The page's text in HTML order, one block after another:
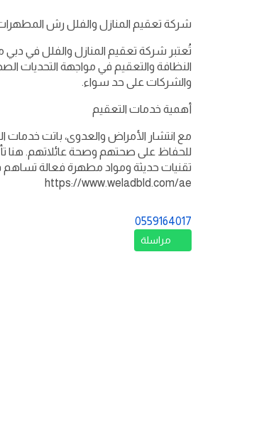
شركة تعقيم المنازل والفلل رش
تُعتبر شركة تعقيم المنازل والفلل في
النظافة والتعقيم في مواجهة التحديات
والشركات على حد سواء.
أهمية خدمات التعقيم
مع انتشار الأمراض والعدوى، باتت خدمات
للحفاظ على صحتهم وصحة عائلاتهم. هنا
تقنيات حديثة ومواد مطهرة فعالة تساهم
https://www.weladbld.com/ae
0559164017
مراسلة